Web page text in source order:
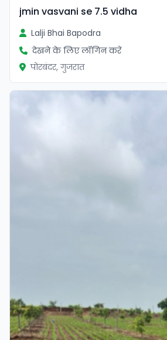
jmin vasvani se 7.5 vidha
Lalji Bhai Bapodra
देखने के लिए लॉगिन करें
पोरबंदर, गुजरात